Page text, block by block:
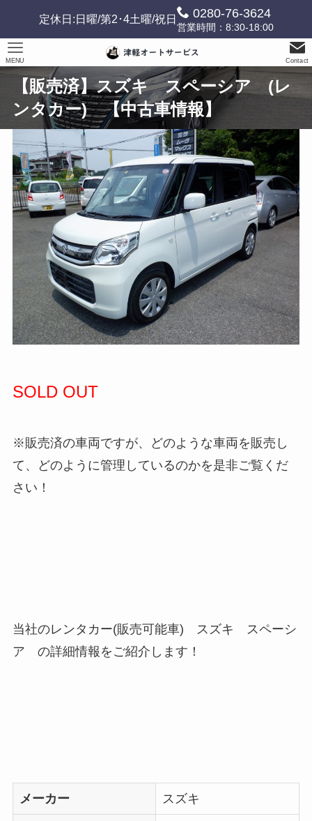
定休日:日曜/第2･4土曜/祝日 0280-76-3624
営業時間：8:30-18:00
Contact
MENU
【販売済】スズキ スペーシア (レ
ンタカー) 【中古車情報】
SOLD OUT
※販売済の車両ですが、どのような車両を販売し
て、どのように管理しているのかを是非ご覧くだ
さい！
当社のレンタカー(販売可能車) スズキ スペーシ
ア の詳細情報をご紹介します！
メーカー スズキ